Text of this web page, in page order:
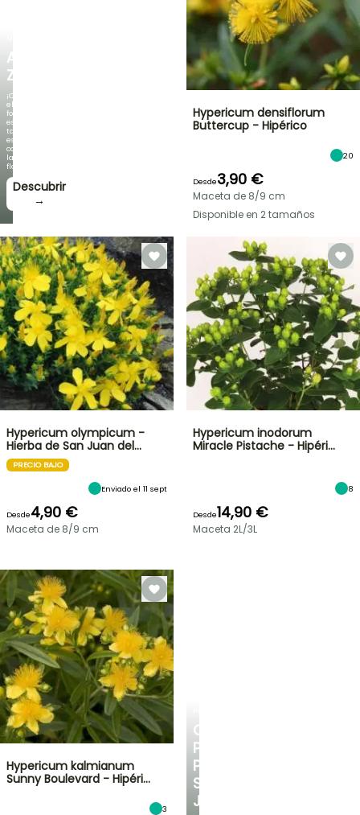
AGAPANTHUS
ZAMBEZI
¡Cuando
el
follaje
es
tan
espectacular
como
la
floración!
Descubrir
→
CONSEJOS
PERSONALIZADOS
PARA
SU
JARDÍN
Hypericum densiflorum
Buttercup - Hipérico
20
Desde3,90 €
Maceta de 8/9 cm
Disponible en 2 tamaños
Hypericum olympicum -
Hierba de San Juan del…
PRECIO BAJO
Enviado el 11 sept
Desde4,90 €
Maceta de 8/9 cm
Hypericum inodorum
Miracle Pistache - Hipéri…
8
Desde14,90 €
Maceta 2L/3L
Hypericum kalmianum
Sunny Boulevard - Hipéri…
3